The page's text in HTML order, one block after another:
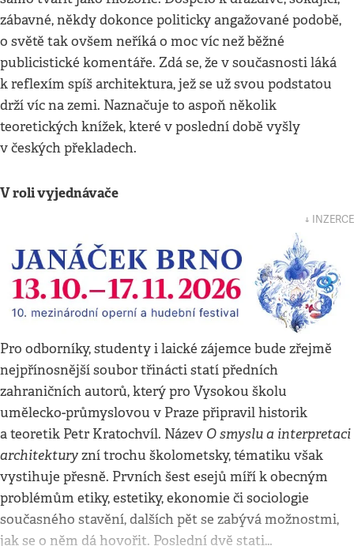
zábavné, někdy dokonce politicky angažované podobě,
o světě tak ovšem neříká o moc víc než běžné
publicistické komentáře. Zdá se, že v současnosti láká
k reflexím spíš architektura, jež se už svou podstatou
drží víc na zemi. Naznačuje to aspoň několik
teoretických knížek, které v poslední době vyšly
v českých překladech.
V roli vyjednávače
↓ INZERCE
Pro odborníky, studenty i laické zájemce bude zřejmě
nejpřínosnější soubor třinácti statí předních
zahraničních autorů, který pro Vysokou školu
umělecko-průmyslovou v Praze připravil historik
a teoretik Petr Kratochvíl. Název O smyslu a interpretaci
architekturyzní trochu školometsky, tématiku však
vystihuje přesně. Prvních šest esejů míří k obecným
problémům etiky, estetiky, ekonomie či sociologie
současného stavění, dalších pět se zabývá možnostmi,
jak se o něm dá hovořit. Poslední dvě stati…